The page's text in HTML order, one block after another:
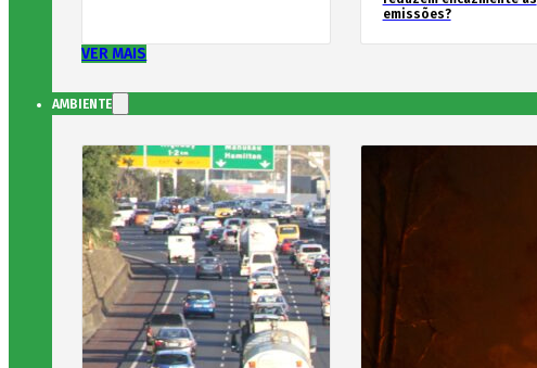
emissões?
VER MAIS
AMBIENTE